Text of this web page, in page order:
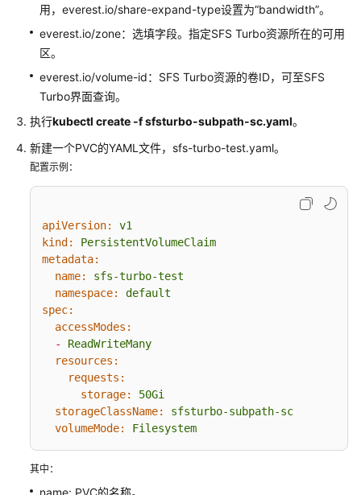
极
速
存
储
概
态
存
储
卷
使
已
速
件
用，everest.io/share-expand-type设置为“bandwidth”。
everest.io/zone：选填字段。指定SFS Turbo资源所在的可用
区。
everest.io/volume-id：SFS Turbo资源的卷ID，可至SFS
Turbo界面查询。
执行kubectl create -f sfsturbo-subpath-sc.yaml。
新建一个PVC的YAML文件，sfs-turbo-test.yaml。
配置示例：
apiVersion:
v1
kind:
PersistentVolumeClaim
metadata:
name:
sfs-turbo-test
namespace:
default
spec:
accessModes:
-
ReadWriteMany
resources:
requests:
storage:
50Gi
storageClassName:
sfsturbo-subpath-sc
volumeMode:
Filesystem
其中：
name: PVC的名称。